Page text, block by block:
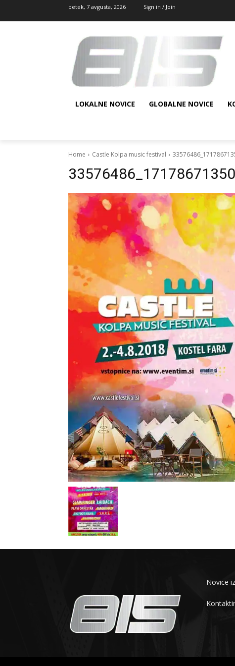
petek, 7 avgusta, 2026 Sign in / Join
LOKALNE NOVICE GLOBALNE NOVICE
Home Castle Kolpa music festival
Novice